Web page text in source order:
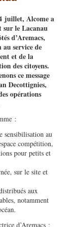
juillet, Alcome a
sur le Lacanau
d’Aremacs,
au service de
et de la
des citoyens.
ce message
Decottignies,
opérations
:
sensibilisation au
compétition,
pour petits et
sur le site et
aux
notamment
d’Aremacs :